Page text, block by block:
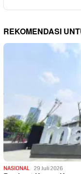
REKOMENDASI
NASIONAL 29 Juli 2026